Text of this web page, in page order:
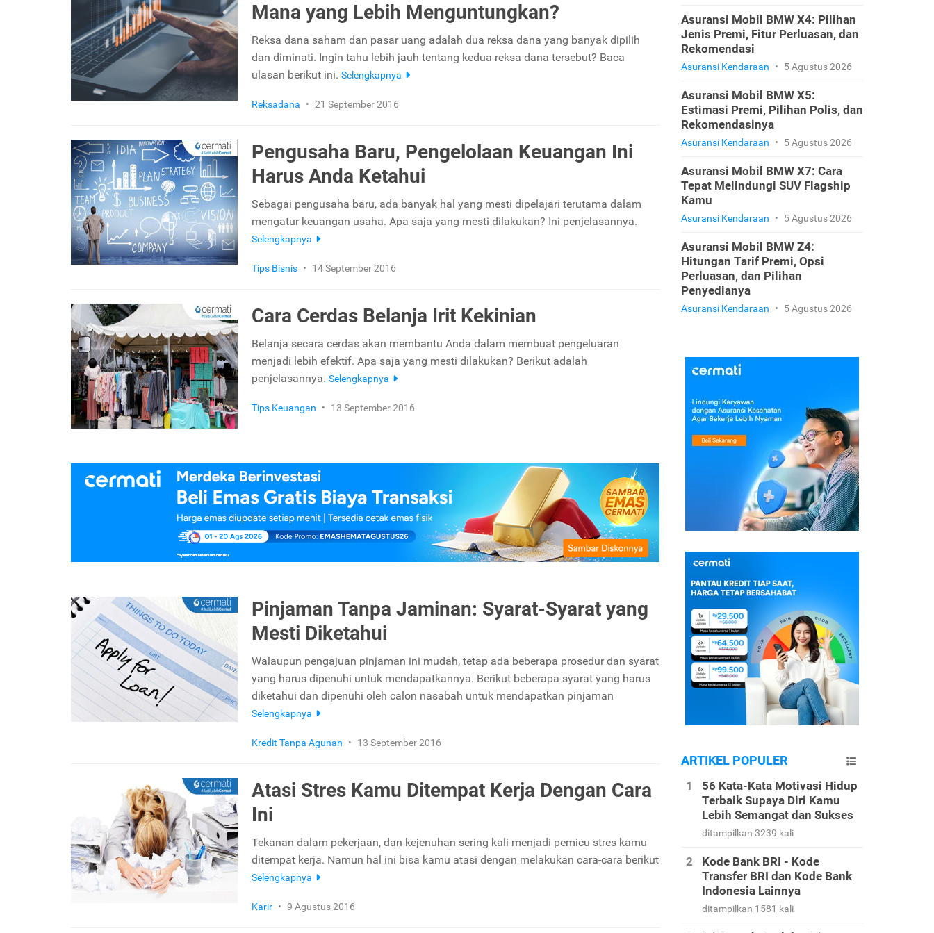
Mana yang Lebih Menguntungkan?
Reksa dana saham dan pasar uang adalah dua reksa dana yang banyak dipilih
dan diminati. Ingin tahu lebih jauh tentang kedua reksa dana tersebut? Baca
ulasan berikut ini. Selengkapnya
Reksadana • 21 September 2016
Pengusaha Baru, Pengelolaan Keuangan Ini
Harus Anda Ketahui
Sebagai pengusaha baru, ada banyak hal yang mesti dipelajari terutama dalam
mengatur keuangan usaha. Apa saja yang mesti dilakukan? Ini penjelasannya.
Selengkapnya
Tips Bisnis • 14 September 2016
Cara Cerdas Belanja Irit Kekinian
Belanja secara cerdas akan membantu Anda dalam membuat pengeluaran
menjadi lebih efektif. Apa saja yang mesti dilakukan? Berikut adalah
penjelasannya. Selengkapnya
Tips Keuangan • 13 September 2016
Pinjaman Tanpa Jaminan: Syarat-Syarat yang
Mesti Diketahui
Walaupun pengajuan pinjaman ini mudah, tetap ada beberapa prosedur dan syarat
yang harus dipenuhi untuk mendapatkannya. Berikut beberapa syarat yang harus
diketahui dan dipenuhi oleh calon nasabah untuk mendapatkan pinjaman
Selengkapnya
Kredit Tanpa Agunan • 13 September 2016
Atasi Stres Kamu Ditempat Kerja Dengan Cara
Ini
Tekanan dalam pekerjaan, dan kejenuhan sering kali menjadi pemicu stres kamu
ditempat kerja. Namun hal ini bisa kamu atasi dengan melakukan cara-cara berikut
Selengkapnya
Karir • 9 Agustus 2016
Asuransi Mobil BMW X4: Pilihan
Jenis Premi, Fitur Perluasan, dan
Rekomendasi
Asuransi Kendaraan • 5 Agustus 2026
Asuransi Mobil BMW X5:
Estimasi Premi, Pilihan Polis, dan
Rekomendasinya
Asuransi Kendaraan • 5 Agustus 2026
Asuransi Mobil BMW X7: Cara
Tepat Melindungi SUV Flagship
Kamu
Asuransi Kendaraan • 5 Agustus 2026
Asuransi Mobil BMW Z4:
Hitungan Tarif Premi, Opsi
Perluasan, dan Pilihan
Penyedianya
Asuransi Kendaraan • 5 Agustus 2026
ARTIKEL POPULER
56 Kata-Kata Motivasi Hidup
Terbaik Supaya Diri Kamu
Lebih Semangat dan Sukses
ditampilkan 3239 kali
Kode Bank BRI - Kode
Transfer BRI dan Kode Bank
Indonesia Lainnya
ditampilkan 1581 kali